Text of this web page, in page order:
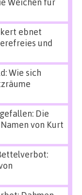
ebnet
und
Wie sich
Die
von Kurt